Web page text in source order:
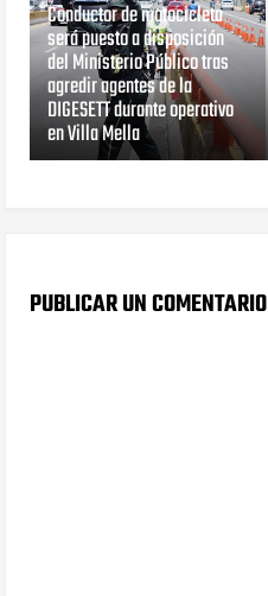
Conductor de motocicleta
será puesto a disposición
del Ministerio Público tras
agredir agentes de la
DIGESETT durante operativo
en Villa Mella
PUBLICAR UN COMENTARIO